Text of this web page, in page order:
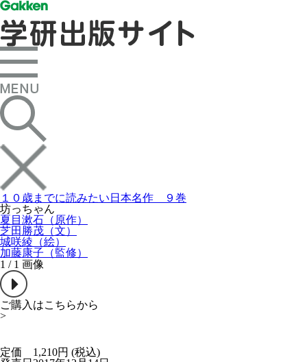
１０歳までに読みたい日本名作 ９巻
坊っちゃん
夏目漱石（原作）
芝田勝茂（文）
城咲綾（絵）
加藤康子（監修）
1 / 1 画像
ご購入はこちらから
>
定価 1,210円 (税込)